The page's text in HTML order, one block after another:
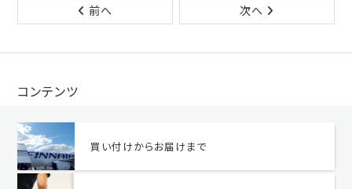
前へ 次へ
コンテンツ
買い付けからお届けまで